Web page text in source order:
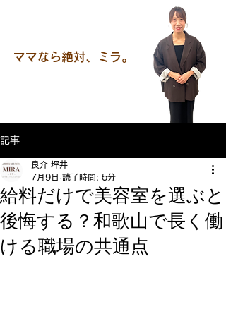
ママなら絶対、ミラ。
記事
給料だけで美容室を選ぶと
後悔する？和歌山で長く働
ける職場の共通点
良介 坪井
7月9日 読了時間: 5分